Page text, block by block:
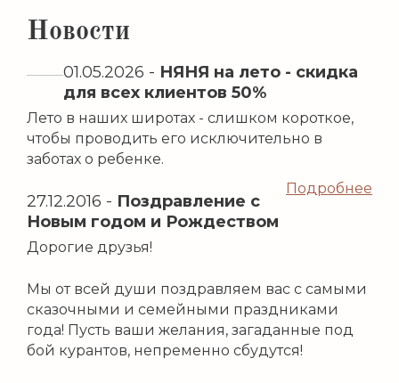
Новости
01.05.2026 - НЯНЯ на лето - скидка
для всех клиентов 50%
Лето в наших широтах - слишком короткое,
чтобы проводить его исключительно в
заботах о ребенке.
Подробнее
27.12.2016 - Поздравление с
Новым годом и Рождеством
Дорогие друзья!
Мы от всей души поздравляем вас с самыми
сказочными и семейными праздниками
года! Пусть ваши желания, загаданные под
бой курантов, непременно сбудутся!